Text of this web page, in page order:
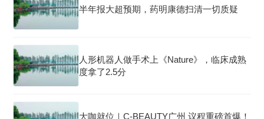
半年报大超预期，药明康德扫清一切质疑
人形机器人做手术上《Nature》，临床成熟
度拿了2.5分
大咖就位｜C-BEAUTY广州 议程重磅首爆！